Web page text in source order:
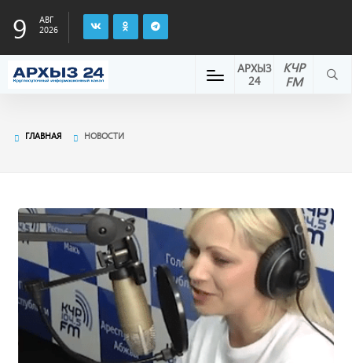
9
АВГ
2026
КЧР
FM
АРХЫЗ
24
ГЛАВНАЯ НОВОСТИ